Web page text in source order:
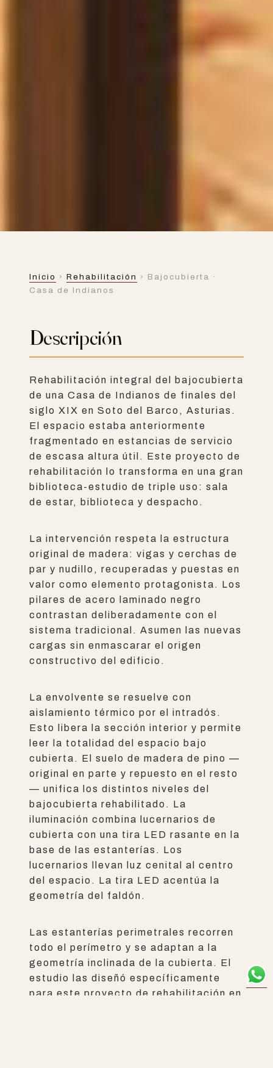
Bajocubierta · Casa
de Indianos
Inicio › Rehabilitación › Bajocubierta ·
Casa de Indianos
Descripción
Rehabilitación integral del bajocubierta
de una Casa de Indianos de finales del
siglo XIX en Soto del Barco, Asturias.
El espacio estaba anteriormente
fragmentado en estancias de servicio
de escasa altura útil. Este proyecto de
rehabilitación lo transforma en una gran
biblioteca-estudio de triple uso: sala
de estar, biblioteca y despacho.
La intervención respeta la estructura
original de madera: vigas y cerchas de
par y nudillo, recuperadas y puestas en
valor como elemento protagonista. Los
pilares de acero laminado negro
contrastan deliberadamente con el
sistema tradicional. Asumen las nuevas
cargas sin enmascarar el origen
constructivo del edificio.
La envolvente se resuelve con
aislamiento térmico por el intradós.
Esto libera la sección interior y permite
leer la totalidad del espacio bajo
cubierta. El suelo de madera de pino —
original en parte y repuesto en el resto
— unifica los distintos niveles del
bajocubierta rehabilitado. La
iluminación combina lucernarios de
cubierta con una tira LED rasante en la
base de las estanterías. Los
lucernarios llevan luz cenital al centro
del espacio. La tira LED acentúa la
geometría del faldón.
Las estanterías perimetrales recorren
todo el perímetro y se adaptan a la
geometría inclinada de la cubierta. El
estudio las diseñó específicamente
para este proyecto de rehabilitación en